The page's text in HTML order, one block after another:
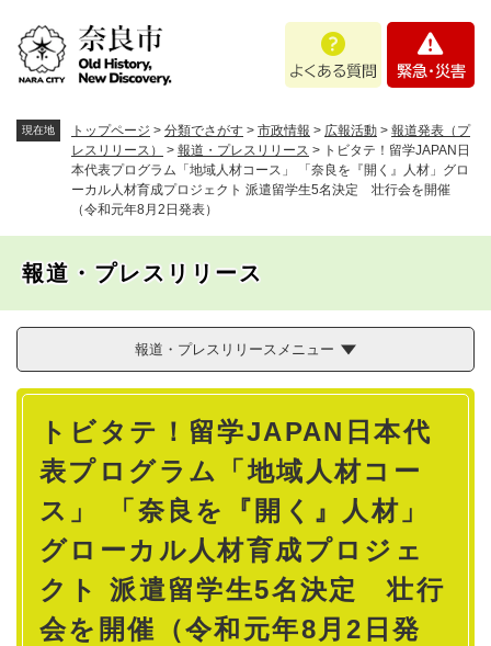
あ
問
・
現在地 トップページ > 分類でさがす > 市政情報 > 広報活動 > 報道発表（プ
レスリリース）
> 報道・プレスリリース > トビタテ！留学JAPAN日
本代表プログラム「地域人材コース」 「奈良を『開く』人材」グロ
ーカル人材育成プロジェクト 派遣留学生5名決定 壮行会を開催
（令和元年8月2日発表）
報道・プレスリリース
報道・プレスリリースメニュー
本
トビタテ！留学JAPAN日本代
表プログラム「地域人材コー
ス」 「奈良を『開く』人材」
グローカル人材育成プロジェ
クト 派遣留学生5名決定 壮行
会を開催（令和元年8月2日発